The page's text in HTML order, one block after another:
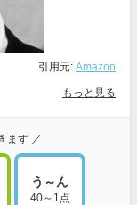
引用元: Amazon
もっと見る
ます ／
う～ん
40～1点